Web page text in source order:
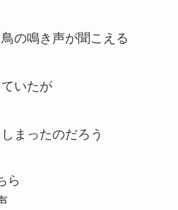
の鳴き声が聞こえる
いたが
まったのだろう
ら